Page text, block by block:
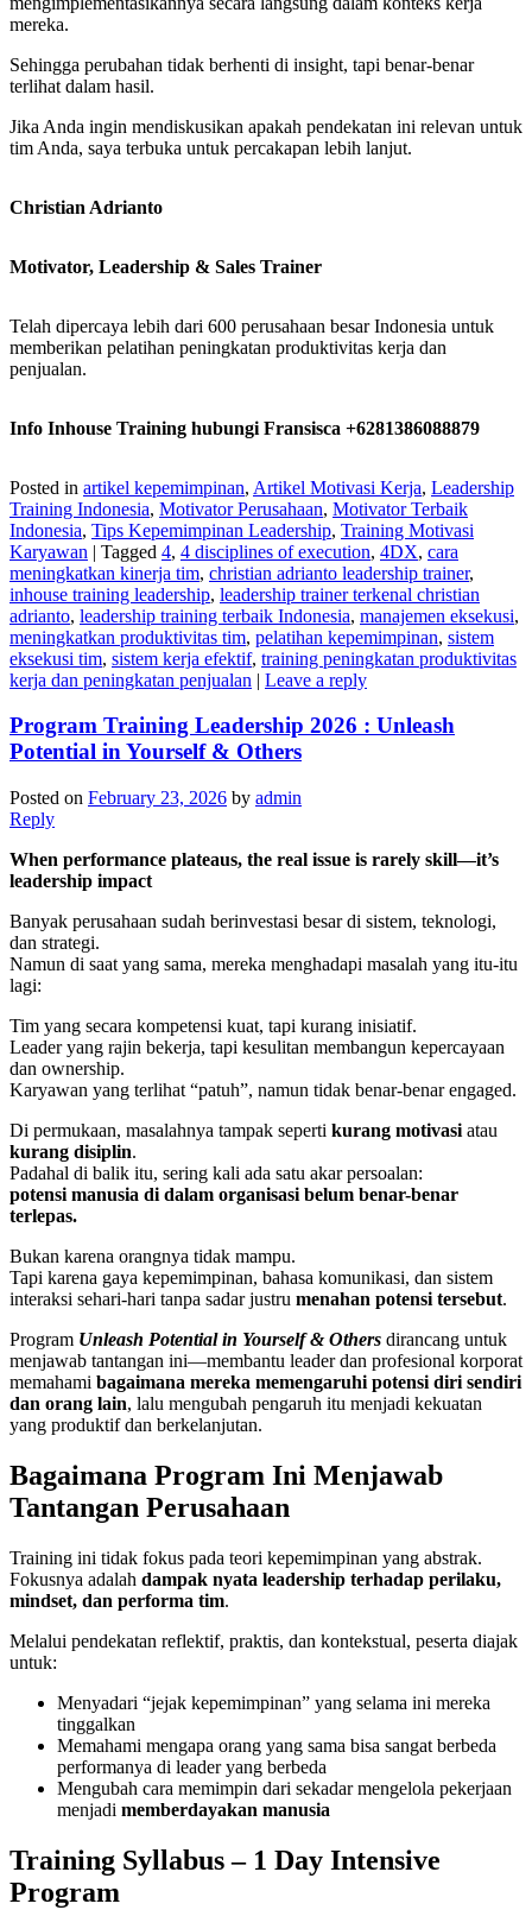
mereka.
Sehingga perubahan tidak berhenti di insight, tapi benar-benar
terlihat dalam hasil.
Jika Anda ingin mendiskusikan apakah pendekatan ini relevan untuk
tim Anda, saya terbuka untuk percakapan lebih lanjut.
Christian Adrianto
Motivator, Leadership & Sales Trainer
Telah dipercaya lebih dari 600 perusahaan besar Indonesia untuk
memberikan pelatihan peningkatan produktivitas kerja dan
penjualan.
Info Inhouse Training hubungi Fransisca +6281386088879
Posted in artikel kepemimpinan, Artikel Motivasi Kerja, Leadership
Training Indonesia, Motivator Perusahaan, Motivator Terbaik
Indonesia, Tips Kepemimpinan Leadership, Training Motivasi
Karyawan | Tagged 4, 4 disciplines of execution, 4DX, cara
meningkatkan kinerja tim, christian adrianto leadership trainer,
inhouse training leadership, leadership trainer terkenal christian
adrianto, leadership training terbaik Indonesia, manajemen eksekusi,
meningkatkan produktivitas tim, pelatihan kepemimpinan, sistem
eksekusi tim, sistem kerja efektif, training peningkatan produktivitas
kerja dan peningkatan penjualan | Leave a reply
Program Training Leadership 2026 : Unleash
Potential in Yourself & Others
Posted on February 23, 2026 by admin
Reply
When performance plateaus, the real issue is rarely skill—it’s
leadership impact
Banyak perusahaan sudah berinvestasi besar di sistem, teknologi,
dan strategi.
Namun di saat yang sama, mereka menghadapi masalah yang itu-itu
lagi:
Tim yang secara kompetensi kuat, tapi kurang inisiatif.
Leader yang rajin bekerja, tapi kesulitan membangun kepercayaan
dan ownership.
Karyawan yang terlihat “patuh”, namun tidak benar-benar engaged.
Di permukaan, masalahnya tampak seperti kurang motivasi atau
kurang disiplin.
Padahal di balik itu, sering kali ada satu akar persoalan:
potensi manusia di dalam organisasi belum benar-benar
terlepas.
Bukan karena orangnya tidak mampu.
Tapi karena gaya kepemimpinan, bahasa komunikasi, dan sistem
interaksi sehari-hari tanpa sadar justru menahan potensi tersebut.
Program Unleash Potential in Yourself & Others dirancang untuk
menjawab tantangan ini—membantu leader dan profesional korporat
memahami bagaimana mereka memengaruhi potensi diri sendiri
dan orang lain, lalu mengubah pengaruh itu menjadi kekuatan
yang produktif dan berkelanjutan.
Bagaimana Program Ini Menjawab
Tantangan Perusahaan
Training ini tidak fokus pada teori kepemimpinan yang abstrak.
Fokusnya adalah dampak nyata leadership terhadap perilaku,
mindset, dan performa tim.
Melalui pendekatan reflektif, praktis, dan kontekstual, peserta diajak
untuk:
Menyadari “jejak kepemimpinan” yang selama ini mereka
tinggalkan
Memahami mengapa orang yang sama bisa sangat berbeda
performanya di leader yang berbeda
Mengubah cara memimpin dari sekadar mengelola pekerjaan
menjadi memberdayakan manusia
Training Syllabus – 1 Day Intensive
Program